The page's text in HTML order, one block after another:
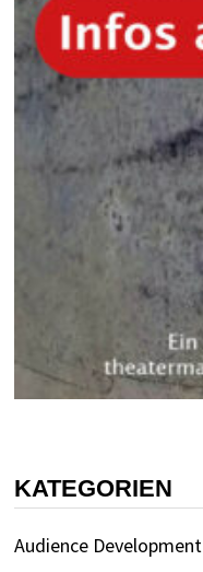
KATEGORIEN
Audience Development